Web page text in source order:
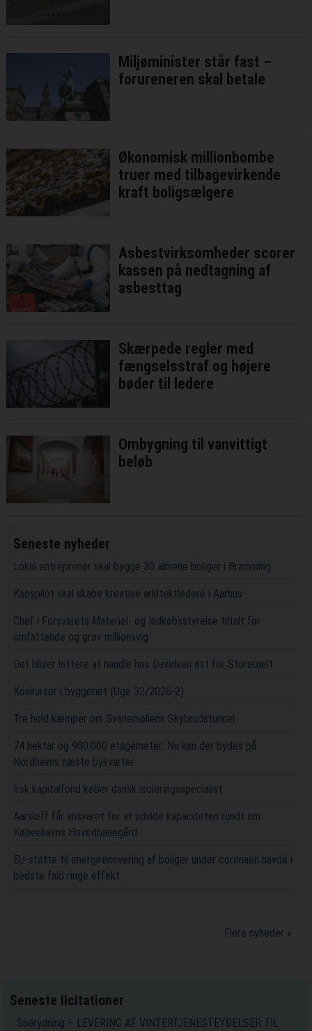
Miljøminister står fast –
forureneren skal betale
Økonomisk millionbombe
truer med tilbagevirkende
kraft boligsælgere
Asbestvirksomheder scorer
kassen på nedtagning af
asbesttag
Skærpede regler med
fængselsstraf og højere
bøder til ledere
Ombygning til vanvittigt
beløb
Seneste nyheder
Lokal entreprenør skal bygge 30 almene boliger i Bramming
Kaospilot skal skabe kreative arkitektledere i Aarhus
Chef i Forsvarets Materiel- og Indkøbsstyrelse tiltalt for
omfattende og grov millionsvig
Det bliver lettere at handle hos Davidsen øst for Storebælt
Konkurser i byggeriet (Uge 32/2026-2)
Tre hold kæmper om Svanemøllens Skybrudstunnel
74 hektar og 900.000 etagemeter: Nu kan der bydes på
Nordhavns næste bykvarter
Irsk kapitalfond køber dansk isoleringsspecialist
Aarsleff får ansvaret for at udvide kapaciteten rundt om
Københavns Hovedbanegård
EU-støtte til energirenovering af boliger under coronaen havde i
bedste fald ringe effekt
Flere nyheder »
Seneste licitationer
Snerydning – LEVERING AF VINTERTJENESTEYDELSER TIL